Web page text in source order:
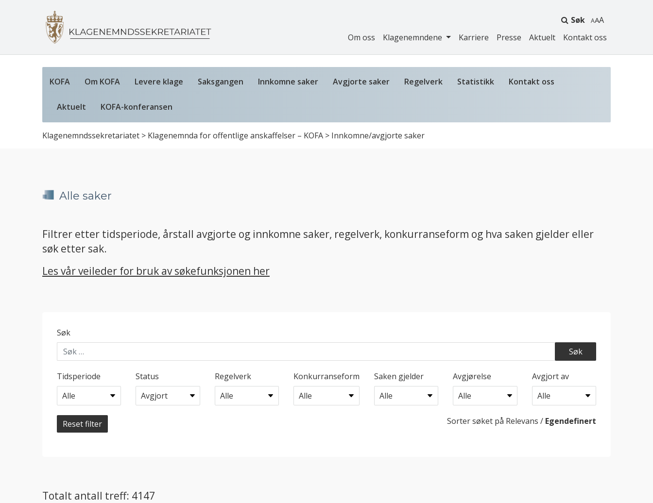
Søk A
Om oss Klagenemndene Karriere Presse Aktuelt Kontakt oss
KOFA Om KOFA Levere klage Saksgangen Innkomne saker Avgjorte saker Regelverk Statistikk Kontakt oss
Aktuelt KOFA-konferansen
Klagenemndssekretariatet > Klagenemnda for offentlige anskaffelser – KOFA > Innkomne/avgjorte saker
Alle saker
Filtrer etter tidsperiode, årstall avgjorte og innkomne saker, regelverk, konkurranseform og hva saken gjelder eller
søk etter sak.
Les vår veileder for bruk av søkefunksjonen her
Søk
Tidsperiode Status Regelverk Konkurranseform Saken gjelder Avgjørelse Avgjort av
Reset filter Sorter søket på Relevans / Egendefinert
Totalt antall treff: 4147